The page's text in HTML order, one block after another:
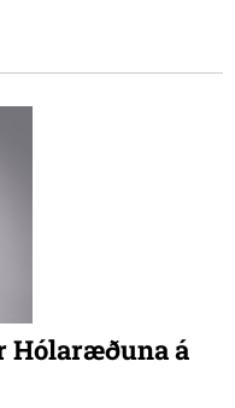
en þær dönsku
á